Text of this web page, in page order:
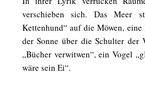
verschieben sich. Das Meer
Kettenhund“ auf die Möwen,
der Sonne über die Schulter der
„Bücher verwitwen“, ein Vogel
wäre sein Ei“.